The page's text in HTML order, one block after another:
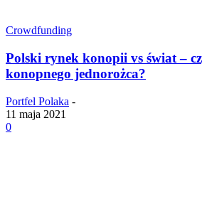
Crowdfunding
Polski rynek konopii vs świat –
konopnego jednorożca?
Portfel Polaka -
11 maja 2021
0